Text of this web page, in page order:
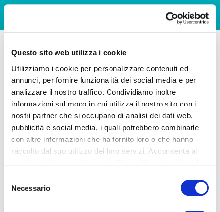
Questo sito web utilizza i cookie
Utilizziamo i cookie per personalizzare contenuti ed
annunci, per fornire funzionalità dei social media e per
analizzare il nostro traffico. Condividiamo inoltre
informazioni sul modo in cui utilizza il nostro sito con i
nostri partner che si occupano di analisi dei dati web,
pubblicità e social media, i quali potrebbero combinarle
con altre informazioni che ha fornito loro o che hanno
raccolto dal suo utilizzo dei loro servizi. Acconsenta ai
delNecessario